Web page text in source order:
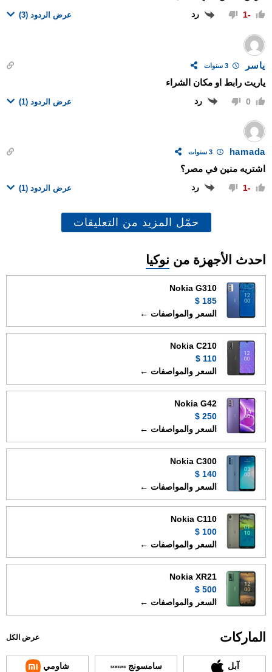
-1 رد عرض الردود (3)
ياسر
ياريت رابط او مكان الشراء
0 رد عرض الردود (1)
hamada 3 سنوات
اشتريه منين في مصر؟
-1 رد عرض الردود (1)
حمّل المزيد من التعليقات
احدث الأجهزة من نوكيا
Nokia G310
185 $
السعر والمواصفات ←
Nokia C210
110 $
السعر والمواصفات ←
Nokia G42
250 $
السعر والمواصفات ←
Nokia C300
140 $
السعر والمواصفات ←
Nokia C110
100 $
السعر والمواصفات ←
Nokia XR21
500 $
السعر والمواصفات ←
الماركات عرض الكل
آبل سامسونج شاومي